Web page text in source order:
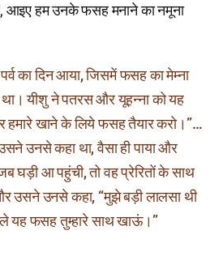
आइए हम उनके फसह मनाने का नमूना
का दिन आया, जिसमें फसह का मेम्ना
यीशु ने पतरस और यूहन्ना को यह
हमारे खाने के लिये फसह तैयार करो।”…
उनसे कहा था, वैसा ही पाया और
घड़ी आ पहुंची, तो वह प्रेरितों के साथ
उसने उनसे कहा, “मुझे बड़ी लालसा थी
यह फसह तुम्हारे साथ खाऊं।”